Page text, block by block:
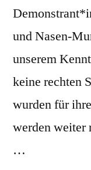
und Nasen-
unserem
keine rechten
wurden für
werden weiter
…